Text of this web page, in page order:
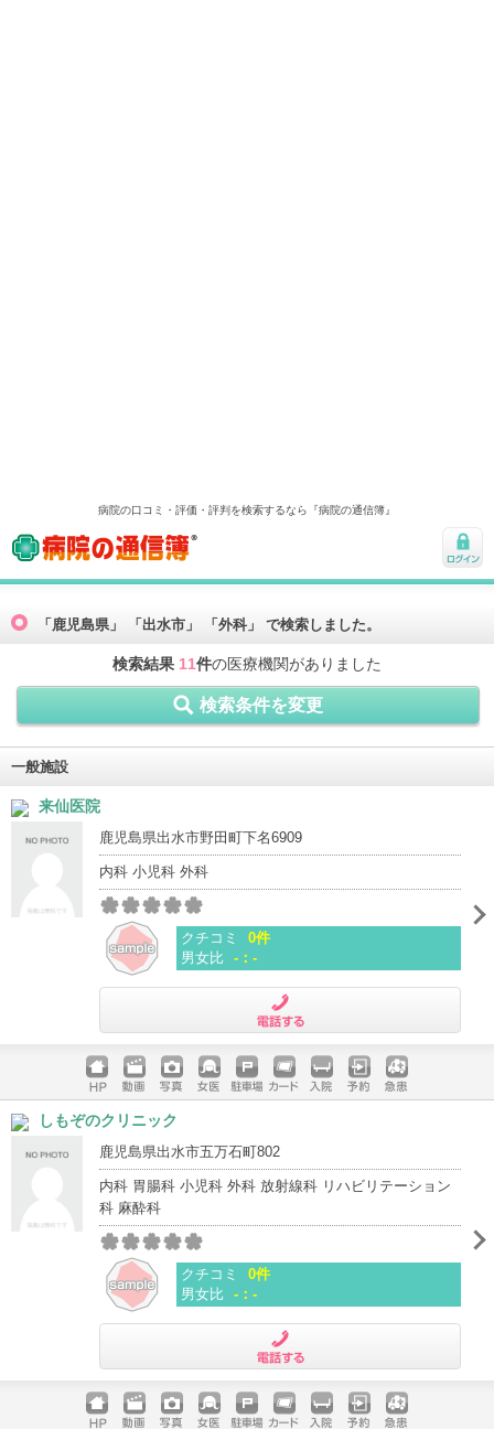
病院の口コミ・評価・評判を検索するなら『病院の通信簿』
病院の通信簿
ログ
「鹿児島県」 「出水市」 「外科」 で検索しました。
検索結果 11件の医療機関がありました
検索条件を変更
一般施設
来仙医院
鹿児島県出水市野田町下名6909
内科 小児科 外科
クチコミ
0件
男女比 -：-
ホームペ
ージ
動画 写真 女医 駐車場
クレジッ
入院 予約 急患
しもぞのクリニック
鹿児島県出水市五万石町802
内科 胃腸科 小児科 外科 放射線科 リハビリテーション
科 麻酔科
クチコミ
0件
男女比 -：-